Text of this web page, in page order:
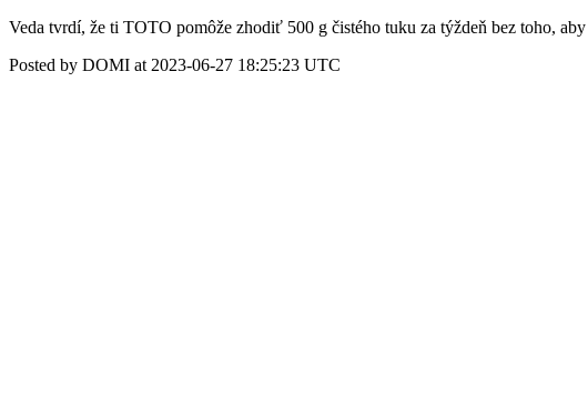
Veda tvrdí, že ti TOTO pomôže zhodiť 500 g čistého tuku za týždeň bez toho,
Posted by DOMI at 2023-06-27 18:25:23 UTC